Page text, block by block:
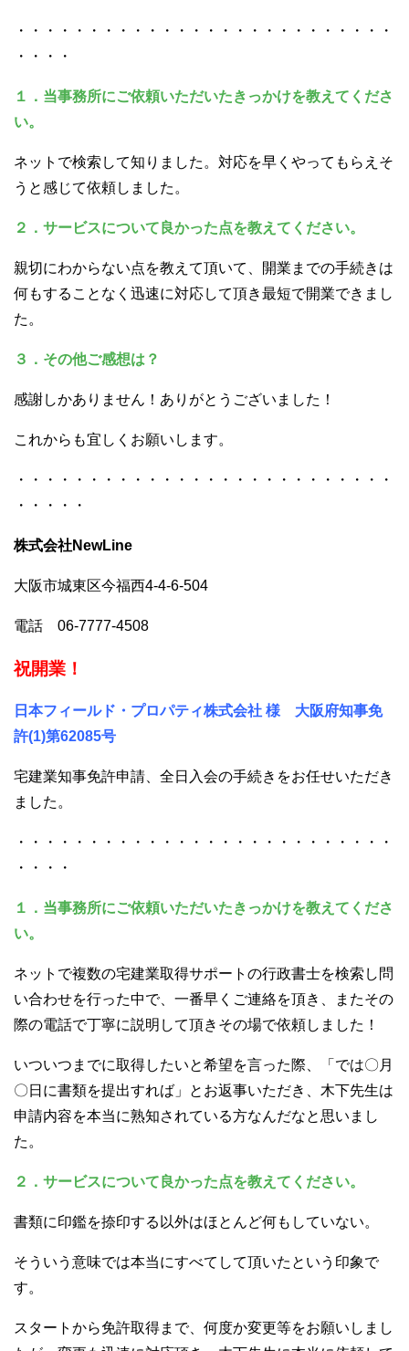
・・・・・・・・・・・・・・・・・・・・・・・・・・
・・・・
１．当事務所にご依頼いただいたきっかけを教えてくださ
い。
ネットで検索して知りました。対応を早くやってもらえそ
うと感じて依頼しました。
２．サービスについて良かった点を教えてください。
親切にわからない点を教えて頂いて、開業までの手続きは
何もすることなく迅速に対応して頂き最短で開業できまし
た。
３．その他ご感想は？
感謝しかありません！ありがとうございました！
これからも宜しくお願いします。
・・・・・・・・・・・・・・・・・・・・・・・・・・
・・・・・
株式会社NewLine
大阪市城東区今福西4-4-6-504
電話 06-7777-4508
祝開業！
日本フィールド・プロパティ株式会社 様 大阪府知事免
許(1)第62085号
宅建業知事免許申請、全日入会の手続きをお任せいただき
ました。
・・・・・・・・・・・・・・・・・・・・・・・・・・
・・・・
１．当事務所にご依頼いただいたきっかけを教えてくださ
い。
ネットで複数の宅建業取得サポートの行政書士を検索し問
い合わせを行った中で、一番早くご連絡を頂き、またその
際の電話で丁寧に説明して頂きその場で依頼しました！
いついつまでに取得したいと希望を言った際、「では〇月
〇日に書類を提出すれば」とお返事いただき、木下先生は
申請内容を本当に熟知されている方なんだなと思いまし
た。
２．サービスについて良かった点を教えてください。
書類に印鑑を捺印する以外はほとんど何もしていない。
そういう意味では本当にすべてして頂いたという印象で
す。
スタートから免許取得まで、何度か変更等をお願いしまし